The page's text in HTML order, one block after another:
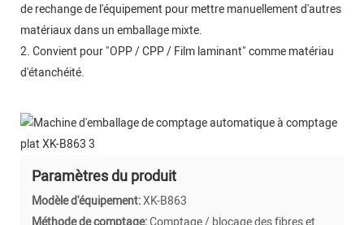
de rechange de l'équipement pour mettre manuellement d'autres
matériaux dans un emballage mixte.
2. Convient pour "OPP / CPP / Film laminant" comme matériau
d'étanchéité.
Paramètres du produit
Modèle d'équipement:XK-B863